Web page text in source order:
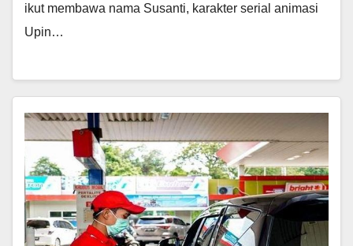
ikut membawa nama Susanti, karakter serial animasi
Upin…